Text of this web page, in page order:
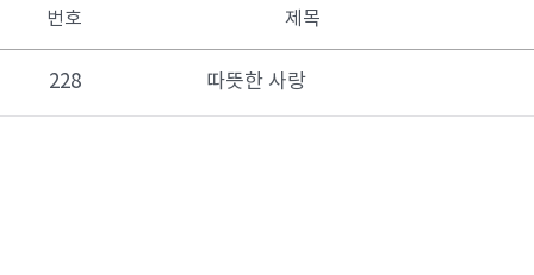
번호 제목
228 따뜻한 사랑